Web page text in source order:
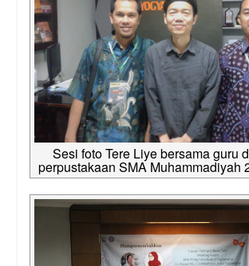
Sesi foto Tere Liye bersama guru
perpustakaan SMA Muhammadiyah